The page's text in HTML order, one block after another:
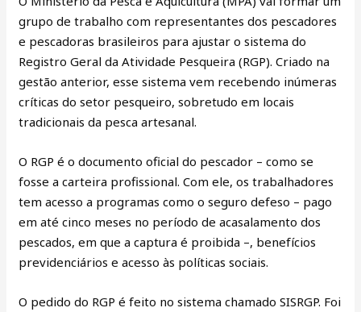
grupo de trabalho com representantes dos pescadores
e pescadoras brasileiros para ajustar o sistema do
Registro Geral da Atividade Pesqueira (RGP). Criado na
gestão anterior, esse sistema vem recebendo inúmeras
críticas do setor pesqueiro, sobretudo em locais
tradicionais da pesca artesanal.
O RGP é o documento oficial do pescador – como se
fosse a carteira profissional. Com ele, os trabalhadores
tem acesso a programas como o seguro defeso – pago
em até cinco meses no período de acasalamento dos
pescados, em que a captura é proibida –, benefícios
previdenciários e acesso às políticas sociais.
O pedido do RGP é feito no sistema chamado SISRGP. Foi